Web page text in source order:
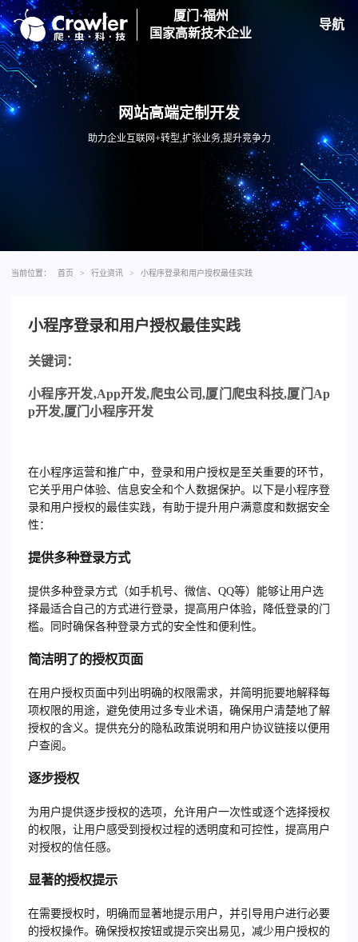
厦门·福州
国家高新技术企业
导航
网站高端定制开发
助力企业互联网+转型,扩张业务,提升竞争力
当前位置： 首页 > 行业资讯 > 小程序登录和用户授权最佳实践
小程序登录和用户授权最佳实践
关键词：
小程序开发,App开发,爬虫公司,厦门爬虫科技,厦门 Ap
p开发,厦门小程序开发
在小程序运营和推广中，登录和用户授权是至关重要的环节，
它关乎用户体验、信息安全和个人数据保护。以下是小程序登
录和用户授权的最佳实践，有助于提升用户满意度和数据安全
性：
提供多种登录方式
提供多种登录方式（如手机号、微信、QQ等）能够让用户选
择最适合自己的方式进行登录，提高用户体验，降低登录的门
槛。同时确保各种登录方式的安全性和便利性。
简洁明了的授权页面
在用户授权页面中列出明确的权限需求，并简明扼要地解释每
项权限的用途，避免使用过多专业术语，确保用户清楚地了解
授权的含义。提供充分的隐私政策说明和用户协议链接以便用
户查阅。
逐步授权
为用户提供逐步授权的选项，允许用户一次性或逐个选择授权
的权限，让用户感受到授权过程的透明度和可控性，提高用户
对授权的信任感。
显著的授权提示
在需要授权时，明确而显著地提示用户，并引导用户进行必要
的授权操作。确保授权按钮或提示突出易见，减少用户授权的